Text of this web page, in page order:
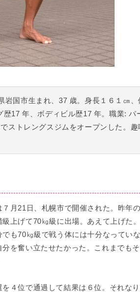
岩国市生まれ、37 歳。身長１６１㎝、
17 年、ボディビル歴17 年。職業: パ
ストレングスジムをオープンした。趣
月21日、札幌市で開催された。昨年
上げて70㎏級に出場。あえて上げた。
も70㎏級で戦う体には十分なってい
を奮い立たせたかった。これまでも
４位で通過して結果は６位。それな